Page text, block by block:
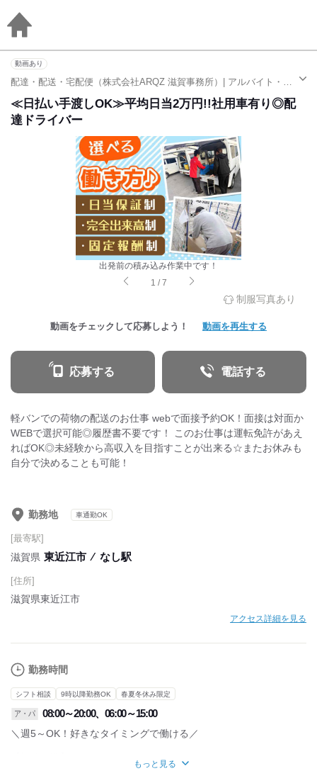
動画あり
配達・配送・宅配便（株式会社ARQZ 滋賀事務所）| アルバイト・パート求人（なし駅）
≪日払い手渡しOK≫平均日当2万円!!社用車有り◎配
達ドライバー
出発前の積み込み作業中です！
1 /7
制服写真あり
動画をチェックして応募しよう！ 動画を再生する
応募する 電話する
軽バンでの荷物の配送のお仕事 webで面接予約OK！面接は対面か
WEBで選択可能◎履歴書不要です！ このお仕事は運転免許があえ
ればOK◎未経験から高収入を目指すことが出来る☆またお休みも
自分で決めることも可能！
勤務地 車通勤OK
[最寄駅]
滋賀県 東近江市 ⁄ なし駅
[住所]
滋賀県東近江市
アクセス詳細を見る
勤務時間
シフト相談 9時以降勤務OK 春夏冬休み限定
ア・パ 08:00～20:00、06:00～15:00
＼週5～OK！好きなタイミングで働ける／
もっと見る